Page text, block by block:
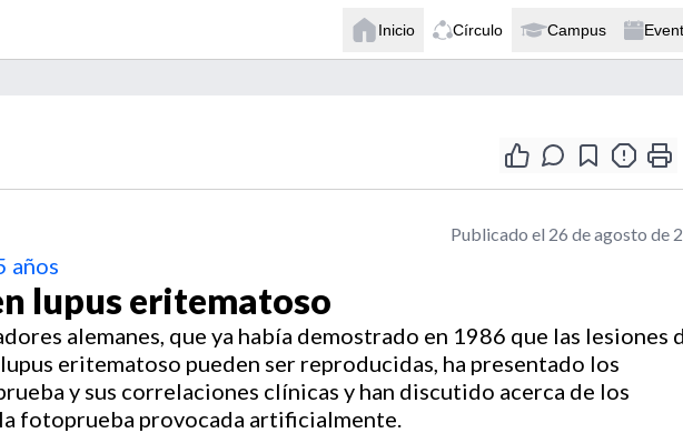
Inicio Círculo Campus
Publicado el 26 de agosto de
años
lupus eritematoso
alemanes, que ya había demostrado en 1986 que las lesiones
eritematoso pueden ser reproducidas, ha presentado los
y sus correlaciones clínicas y han discutido acerca de los
fotoprueba provocada artificialmente.